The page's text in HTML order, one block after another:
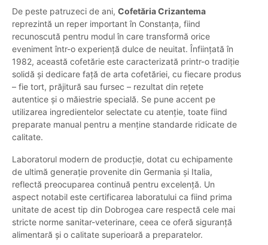
De peste patruzeci de ani, Cofetăria Crizantema
reprezintă un reper important în Constanța, fiind
recunoscută pentru modul în care transformă orice
eveniment într-o experiență dulce de neuitat. Înființată în
1982, această cofetărie este caracterizată printr-o tradiție
solidă și dedicare față de arta cofetăriei, cu fiecare produs
– fie tort, prăjitură sau fursec – rezultat din rețete
autentice și o măiestrie specială. Se pune accent pe
utilizarea ingredientelor selectate cu atenție, toate fiind
preparate manual pentru a menține standarde ridicate de
calitate.
Laboratorul modern de producție, dotat cu echipamente
de ultimă generație provenite din Germania și Italia,
reflectă preocuparea continuă pentru excelență. Un
aspect notabil este certificarea laboratului ca fiind prima
unitate de acest tip din Dobrogea care respectă cele mai
stricte norme sanitar-veterinare, ceea ce oferă siguranță
alimentară și o calitate superioară a preparatelor.